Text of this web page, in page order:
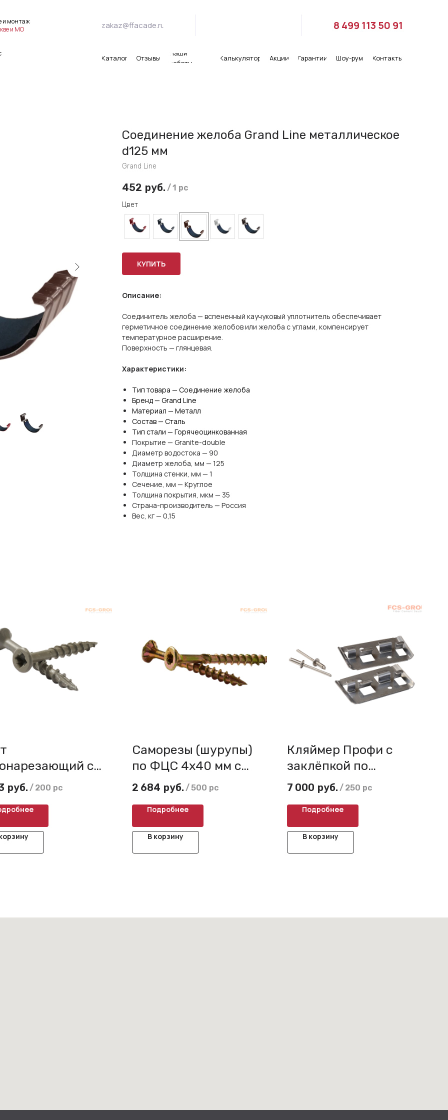
Гарантии Шоу-рум
Акции
Калькулятор
Наши
работы
Отзывы Контакты
и монтаж
и МО zakaz@ffacade.ru
Каталог
8 499 113 50 91
Соединение желоба Grand Line металлическое
d125 мм
Grand Line
452 руб. / 1 pc
Цвет
КУПИТЬ
Описание:
Соединитель желоба — вспененный каучуковый уплотнитель обеспечивает
герметичное соединение желобов или желоба с углами, компенсирует
температурное расширение.
Поверхность — глянцевая.
Характеристики:
Тип товара — Соединение желоба
Бренд — Grand Line
Материал — Металл
Состав — Сталь
Тип стали — Горячеоцинкованная
Покрытие — Granite-double
Диаметр водостока — 90
Диаметр желоба, мм — 125
Толщина стенки, мм — 1
Сечение, мм — Круглое
Толщина покрытия, мкм — 35
Страна-производитель — Россия
Вес, кг — 0,15
с
концом LOX
мм
руб. / 200 pc
Саморезы (шурупы)
по ФЦС 4х40 мм с
потайной головкой
конструкционные
2 684 руб. /500 pc
Подробнее
В корзину
Кляймер Профи с
заклёпкой по
металлу
(нержавейка)
7 000 руб. / 250 pc
Подробнее
В корзину